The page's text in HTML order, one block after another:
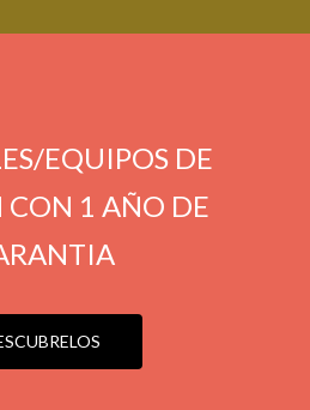
EQUIPOS DE
CON 1 AÑO DE